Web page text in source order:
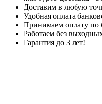
Доставим в любую
Удобная оплата
Принимаем оплату по
Работаем без
Гарантия до 3 лет!